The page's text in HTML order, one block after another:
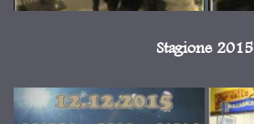
Stagione 2015